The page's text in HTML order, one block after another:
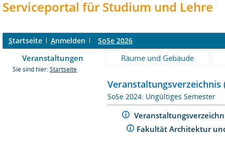
Serviceportal für Studium und Lehre
Startseite Anmelden SoSe 2026
Veranstaltungen Räume und Gebäude
Sie sind hier: Startseite
Veranstaltungsverzeichnis
SoSe 2024: Ungültiges Semester
Fakultät Architektur